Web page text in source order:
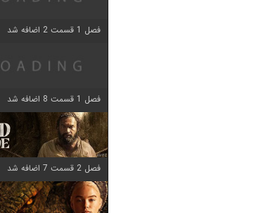
فصل 1 قسمت 2 اضافه شد
فصل 1 قسمت 8 اضافه شد
فصل 2 قسمت 7 اضافه شد